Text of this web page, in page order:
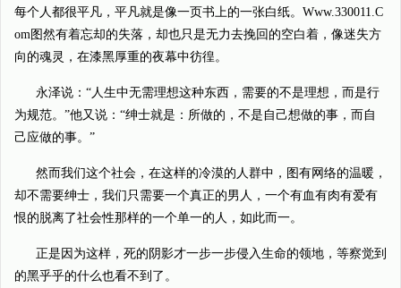
每个人都很平凡，平凡就是像一页书上的一张白纸。Www.330011.C
om图然有着忘却的失落，却也只是无力去挽回的空白着，像迷失方
向的魂灵，在漆黑厚重的夜幕中彷徨。
永泽说：“人生中无需理想这种东西，需要的不是理想，而是行
为规范。”他又说：“绅士就是：所做的，不是自己想做的事，而自
己应做的事。”
然而我们这个社会，在这样的冷漠的人群中，图有网络的温暖，
却不需要绅士，我们只需要一个真正的男人，一个有血有肉有爱有
恨的脱离了社会性那样的一个单一的人，如此而一。
正是因为这样，死的阴影才一步一步侵入生命的领地，等察觉到
的黑乎乎的什么也看不到了。